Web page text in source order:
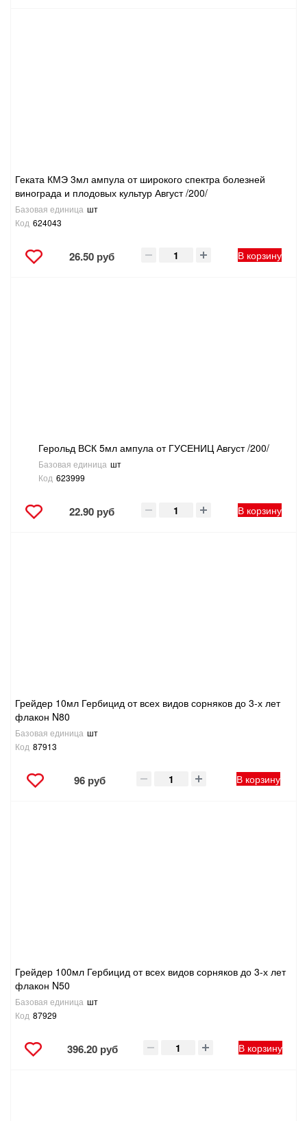
Геката КМЭ 3мл ампула от широкого спектра болезней
винограда и плодовых культур Август /200/
Базовая единица шт
Код 624043
26.50 руб В корзину
Герольд ВСК 5мл ампула от ГУСЕНИЦ Август /200/
Базовая единица шт
Код 623999
22.90 руб В корзину
Грейдер 10мл Гербицид от всех видов сорняков до 3-х лет
флакон N80
Базовая единица шт
Код 87913
96 руб В корзину
Грейдер 100мл Гербицид от всех видов сорняков до 3-х лет
флакон N50
Базовая единица шт
Код 87929
396.20 руб В корзину